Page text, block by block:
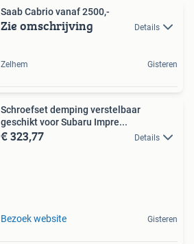
Saab Cabrio vanaf 2500,-
Zie omschrijving Details
Zelhem Gisteren
Schroefset demping verstelbaar
geschikt voor Subaru Impre...
€ 323,77 Details
Bezoek website Gisteren